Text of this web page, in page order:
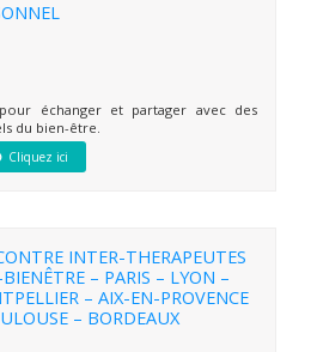
échanger et partager avec des
du bien-être.
Cliquez ici
INTER-THERAPEUTES
– PARIS – LYON –
– AIX-EN-PROVENCE
– BORDEAUX